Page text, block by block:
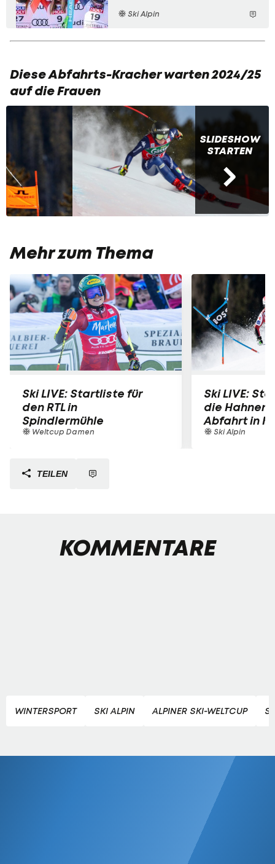
Ski Alpin
Diese Abfahrts-Kracher warten 2024/25
auf die Frauen
SLIDESHOW
STARTEN
Mehr zum Thema
Ski LIVE: Startliste für
den RTL in
Spindlermühle
Weltcup Damen
Ski LIVE:
die
Abfahrt in
Ski Alpin
TEILEN
KOMMENTARE
WINTERSPORT SKI ALPIN ALPINER SKI-WELTCUP